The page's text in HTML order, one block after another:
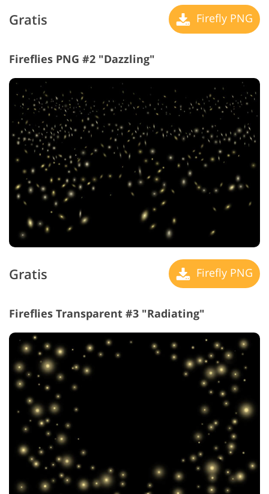
Gratis Firefly PNG
Fireflies PNG #2 "Dazzling"
Gratis Firefly PNG
Fireflies Transparent #3 "Radiating"